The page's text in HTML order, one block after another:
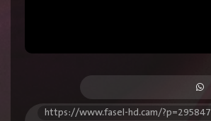
https://www.fasel-hd.cam/?p=295847